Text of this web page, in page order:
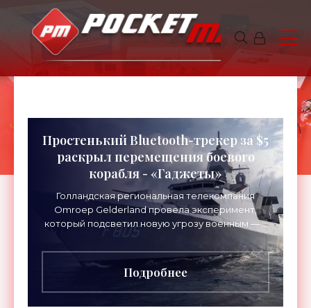
Простенький Bluetooth-трекер за $5
раскрыл перемещения боевого
корабля - «Гаджеты»
Голландская региональная телекомпания
Omroep Gelderland провела эксперимент,
который подсветил новую угрозу военным — и
не только для этой страны. Как описал
ситуацию отставной голландский
Подробнее